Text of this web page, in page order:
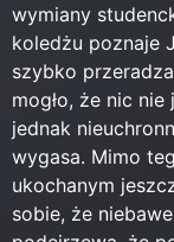
wymiany
koledżu poznaje
szybko
mogło, że nic
jednak
wygasa. Mimo
ukochanym
sobie, że